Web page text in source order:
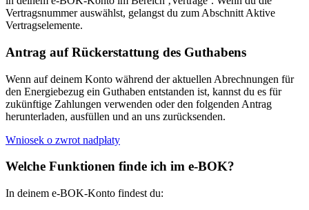
Vertragsnummer auswählst, gelangst du zum Abschnitt Aktive
Vertragselemente.
Antrag auf Rückerstattung des Guthabens
Wenn auf deinem Konto während der aktuellen Abrechnungen für
den Energiebezug ein Guthaben entstanden ist, kannst du es für
zukünftige Zahlungen verwenden oder den folgenden Antrag
herunterladen, ausfüllen und an uns zurücksenden.
Wniosek o zwrot nadpłaty
Welche Funktionen finde ich im e-BOK?
In deinem e-BOK-Konto findest du: